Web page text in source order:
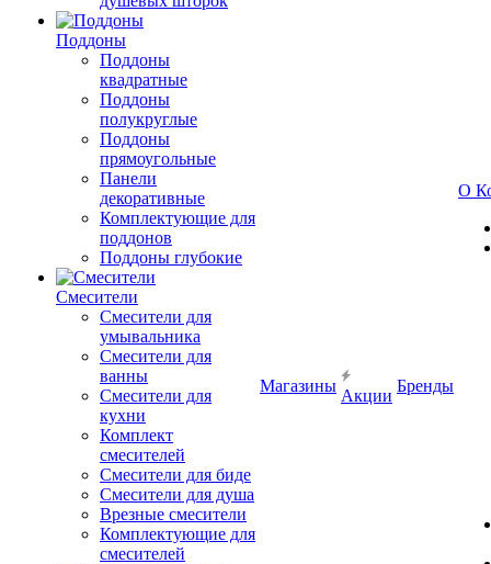
Поддоны
Поддоны
квадратные
Поддоны
полукруглые
Поддоны
прямоугольные
Панели
декоративные
Комплектующие для
поддонов
Поддоны глубокие
Смесители
Смесители для
умывальника
Смесители для
ванны
Смесители для
кухни
Комплект
смесителей
Смесители для биде
Смесители для душа
Врезные смесители
Комплектующие для
смесителей
Магазины
Акции
Бренды
О